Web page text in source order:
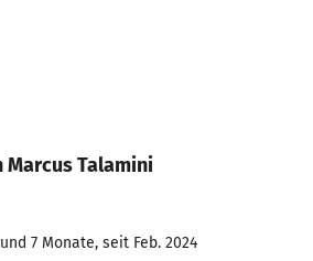
Talamini
7 Monate, seit Feb. 2024